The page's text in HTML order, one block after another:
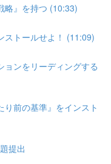
』を持つ (10:33)
トールせよ！ (11:09)
ンをリーディングする
前の基準』をインスト
提出